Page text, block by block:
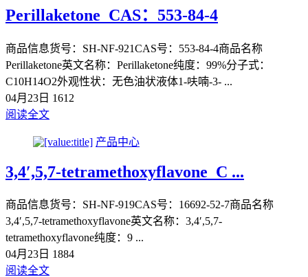
Perillaketone_CAS：553-84-4
商品信息货号：SH-NF-921CAS号：553-84-4商品名称
Perillaketone英文名称：Perillaketone纯度：99%分子式：
C10H14O2外观性状：无色油状液体1-呋喃-3- ...
04月23日 1612
阅读全文
产品中心
3,4′,5,7-tetramethoxyflavone_C ...
商品信息货号：SH-NF-919CAS号：16692-52-7商品名称
3,4′,5,7-tetramethoxyflavone英文名称：3,4′,5,7-
tetramethoxyflavone纯度：9 ...
04月23日 1884
阅读全文